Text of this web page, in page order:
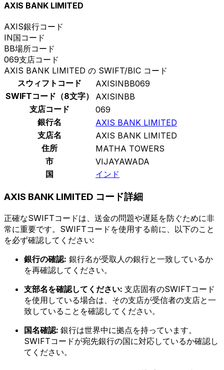
AXIS BANK LIMITED
AXIS銀行コード
IN国コード
BB場所コード
069支店コード
AXIS BANK LIMITED の SWIFT/BIC コード
スウィフトコード
AXISINBB069
SWIFTコード（8文字）
AXISINBB
支店コード
069
銀行名
AXIS BANK LIMITED
支店名
AXIS BANK LIMITED
住所
MATHA TOWERS
市
VIJAYAWADA
国
インド
AXIS BANK LIMITED コード詳細
正確なSWIFTコードは、送金の問題や遅延を防ぐために非
常に重要です。SWIFTコードを使用する前に、以下のこと
を必ず確認してください:
銀行の確認: 銀行名が受取人の銀行と一致しているか
を再確認してください。
支部名を確認してください: 支店固有のSWIFTコード
を使用している場合は、その支店が受信者の支店と一
致していることを確認してください。
国名確認: 銀行は世界中に拠点を持っています。
SWIFTコードが宛先銀行の国に対応しているか確認し
てください。